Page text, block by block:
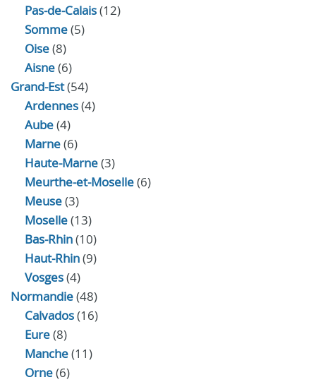
Pas-de-Calais(12)
Somme(5)
Oise(8)
Aisne(6)
Grand-Est(54)
Ardennes(4)
Aube(4)
Marne(6)
Haute-Marne(3)
Meurthe-et-Moselle(6)
Meuse(3)
Moselle(13)
Bas-Rhin(10)
Haut-Rhin(9)
Vosges(4)
Normandie(48)
Calvados(16)
Eure(8)
Manche(11)
Orne(6)